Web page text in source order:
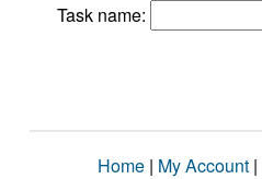
Task name:
Home | My Account |